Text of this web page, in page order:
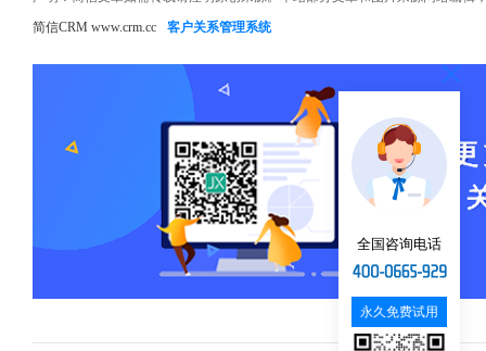
简信CRM www.crm.cc
客户关系管理系统
全国咨询电话
永久免费试用